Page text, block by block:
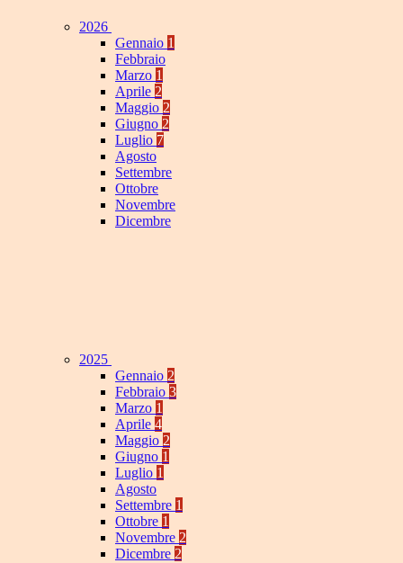
2026
Gennaio 1
Febbraio
Marzo 1
Aprile 2
Maggio 2
Giugno 2
Luglio 7
Agosto
Settembre
Ottobre
Novembre
Dicembre
2025
Gennaio 2
Febbraio 3
Marzo 1
Aprile 4
Maggio 2
Giugno 1
Luglio 1
Agosto
Settembre 1
Ottobre 1
Novembre 2
Dicembre 2